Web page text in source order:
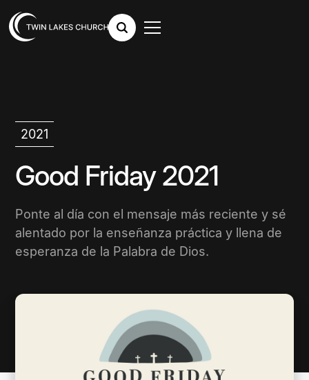
2021
Good Friday 2021
Ponte al día con el mensaje más reciente y sé
alentado por la enseñanza práctica y llena de
esperanza de la Palabra de Dios.